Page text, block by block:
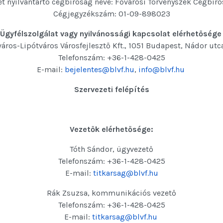
nyilvántartó cégbíróság neve: Fővárosi Törvényszék
Cégjegyzékszám: 01-09-898023
Ügyfélszolgálat vagy nyilvánossági kapcsolat elérhetősége
Lipótváros Városfejlesztő Kft., 1051 Budapest, Nádor
Telefonszám: +36-1-428-0425
E-mail: bejelentes@blvf.hu, info@blvf.hu
Szervezeti felépítés
Vezetők elérhetősége:
Tóth Sándor, ügyvezető
Telefonszám: +36-1-428-0425
E-mail: titkarsag@blvf.hu
Rák Zsuzsa, kommunikációs vezető
Telefonszám: +36-1-428-0425
E-mail: titkarsag@blvf.hu